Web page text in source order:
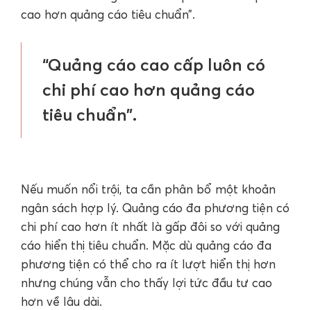
cao hơn quảng cáo tiêu chuẩn”.
“Quảng cáo cao cấp luôn có
chi phí cao hơn quảng cáo
tiêu chuẩn”.
Nếu muốn nổi trội, ta cần phân bổ một khoản
ngân sách hợp lý. Quảng cáo đa phương tiện có
chi phí cao hơn ít nhất là gấp đôi so với quảng
cáo hiển thị tiêu chuẩn. Mặc dù quảng cáo đa
phương tiện có thể cho ra ít lượt hiển thị hơn
nhưng chúng vẫn cho thấy lợi tức đầu tư cao
hơn về lâu dài.